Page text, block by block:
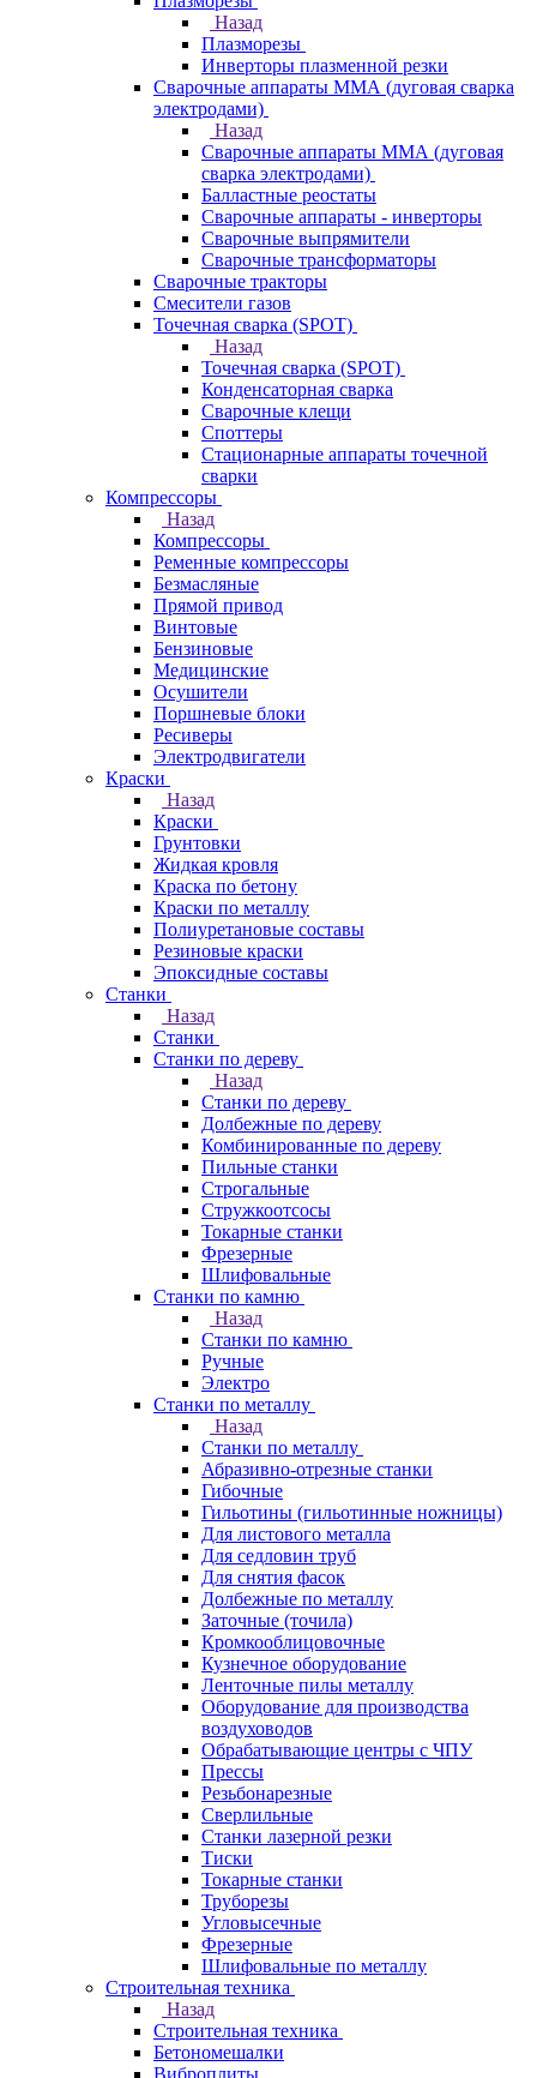
Назад
Плазморезы
Инверторы плазменной резки
Сварочные аппараты ММА (дуговая сварка
электродами)
Назад
Сварочные аппараты ММА (дуговая
сварка электродами)
Балластные реостаты
Сварочные аппараты - инверторы
Сварочные выпрямители
Сварочные трансформаторы
Сварочные тракторы
Смесители газов
Точечная сварка (SPOT)
Назад
Точечная сварка (SPOT)
Конденсаторная сварка
Сварочные клещи
Споттеры
Стационарные аппараты точечной
сварки
Компрессоры
Назад
Компрессоры
Ременные компрессоры
Безмасляные
Прямой привод
Винтовые
Бензиновые
Медицинские
Осушители
Поршневые блоки
Ресиверы
Электродвигатели
Краски
Назад
Краски
Грунтовки
Жидкая кровля
Краска по бетону
Краски по металлу
Полиуретановые составы
Резиновые краски
Эпоксидные составы
Станки
Назад
Станки
Станки по дереву
Назад
Станки по дереву
Долбежные по дереву
Комбинированные по дереву
Пильные станки
Строгальные
Стружкоотсосы
Токарные станки
Фрезерные
Шлифовальные
Станки по камню
Назад
Станки по камню
Ручные
Электро
Станки по металлу
Назад
Станки по металлу
Абразивно-отрезные станки
Гибочные
Гильотины (гильотинные ножницы)
Для листового металла
Для седловин труб
Для снятия фасок
Долбежные по металлу
Заточные (точила)
Кромкооблицовочные
Кузнечное оборудование
Ленточные пилы металлу
Оборудование для производства
воздуховодов
Обрабатывающие центры с ЧПУ
Прессы
Резьбонарезные
Сверлильные
Станки лазерной резки
Тиски
Токарные станки
Труборезы
Угловысечные
Фрезерные
Шлифовальные по металлу
Строительная техника
Назад
Строительная техника
Бетономешалки
Виброплиты